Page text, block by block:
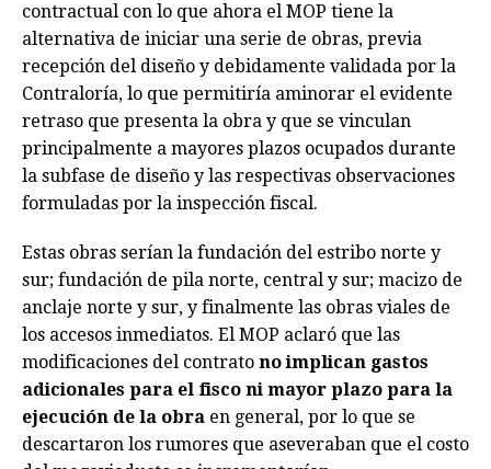
contractual con lo que ahora el MOP tiene la
alternativa de iniciar una serie de obras, previa
recepción del diseño y debidamente validada por la
Contraloría, lo que permitiría aminorar el evidente
retraso que presenta la obra y que se vinculan
principalmente a mayores plazos ocupados durante
la subfase de diseño y las respectivas observaciones
formuladas por la inspección fiscal.
Estas obras serían la fundación del estribo norte y
sur; fundación de pila norte, central y sur; macizo de
anclaje norte y sur, y finalmente las obras viales de
los accesos inmediatos. El MOP aclaró que las
modificaciones del contrato no implican gastos
adicionales para el fisco ni mayor plazo para la
ejecución de la obra en general, por lo que se
descartaron los rumores que aseveraban que el costo